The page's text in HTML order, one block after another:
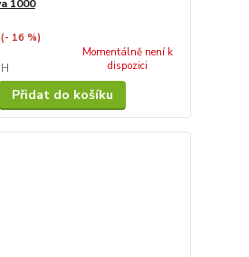
1000
(- 16 %)
Momentálně není k
dispozici
Přidat do košíku